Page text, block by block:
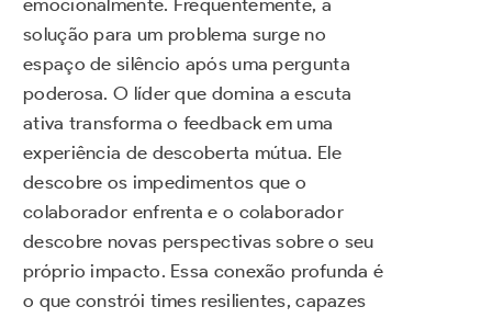
emocionalmente. Frequentemente, a
solução para um problema surge no
espaço de silêncio após uma pergunta
poderosa. O líder que domina a escuta
ativa transforma o feedback em uma
experiência de descoberta mútua. Ele
descobre os impedimentos que o
colaborador enfrenta e o colaborador
descobre novas perspectivas sobre o seu
próprio impacto. Essa conexão profunda é
o que constrói times resilientes, capazes